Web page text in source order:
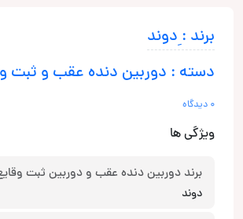
برند : ِدوند
دسته : دوربین دنده عقب و ثبت
0 دیدگاه
ویژگی ها
برند دوربین دنده عقب و دوربین ثبت
دوند